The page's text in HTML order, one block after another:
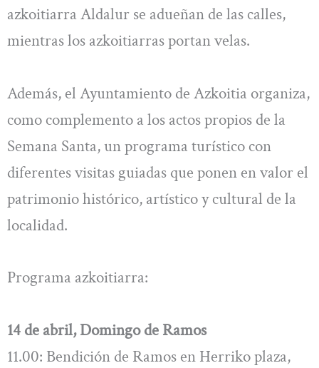
azkoitiarra Aldalur se adueñan de las calles,
mientras los azkoitiarras portan velas.
Además, el Ayuntamiento de Azkoitia organiza,
como complemento a los actos propios de la
Semana Santa, un programa turístico con
diferentes visitas guiadas que ponen en valor el
patrimonio histórico, artístico y cultural de la
localidad.
Programa azkoitiarra:
14 de abril, Domingo de Ramos
11.00: Bendición de Ramos en Herriko plaza,